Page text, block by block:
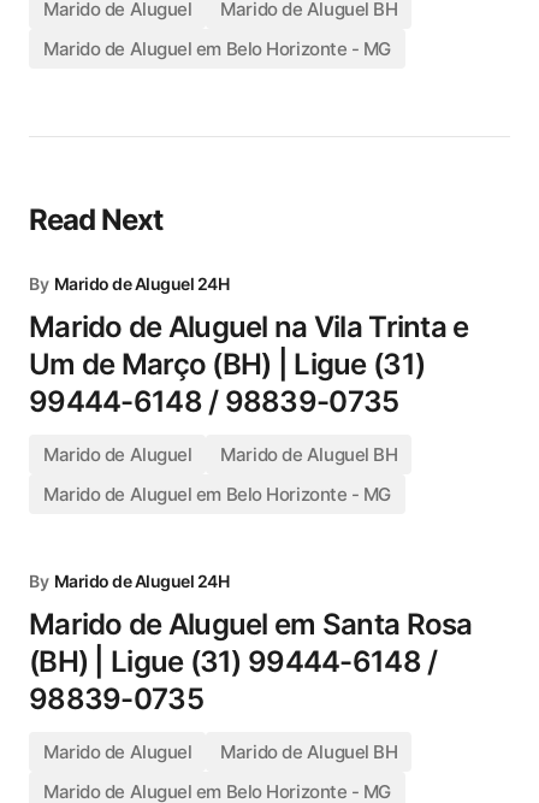
Marido de Aluguel
Marido de Aluguel BH
Marido de Aluguel em Belo Horizonte - MG
Read Next
By Marido de Aluguel 24H
Marido de Aluguel na Vila Trinta e
Um de Março (BH) | Ligue (31)
99444-6148 / 98839-0735
Marido de Aluguel
Marido de Aluguel BH
Marido de Aluguel em Belo Horizonte - MG
By Marido de Aluguel 24H
Marido de Aluguel em Santa Rosa
(BH) | Ligue (31) 99444-6148 /
98839-0735
Marido de Aluguel
Marido de Aluguel BH
Marido de Aluguel em Belo Horizonte - MG